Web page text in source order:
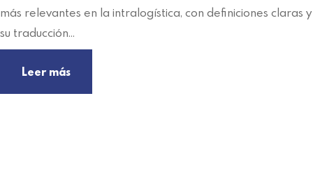
más relevantes en la intralogística, con definiciones claras y
su traducción…
Leer más